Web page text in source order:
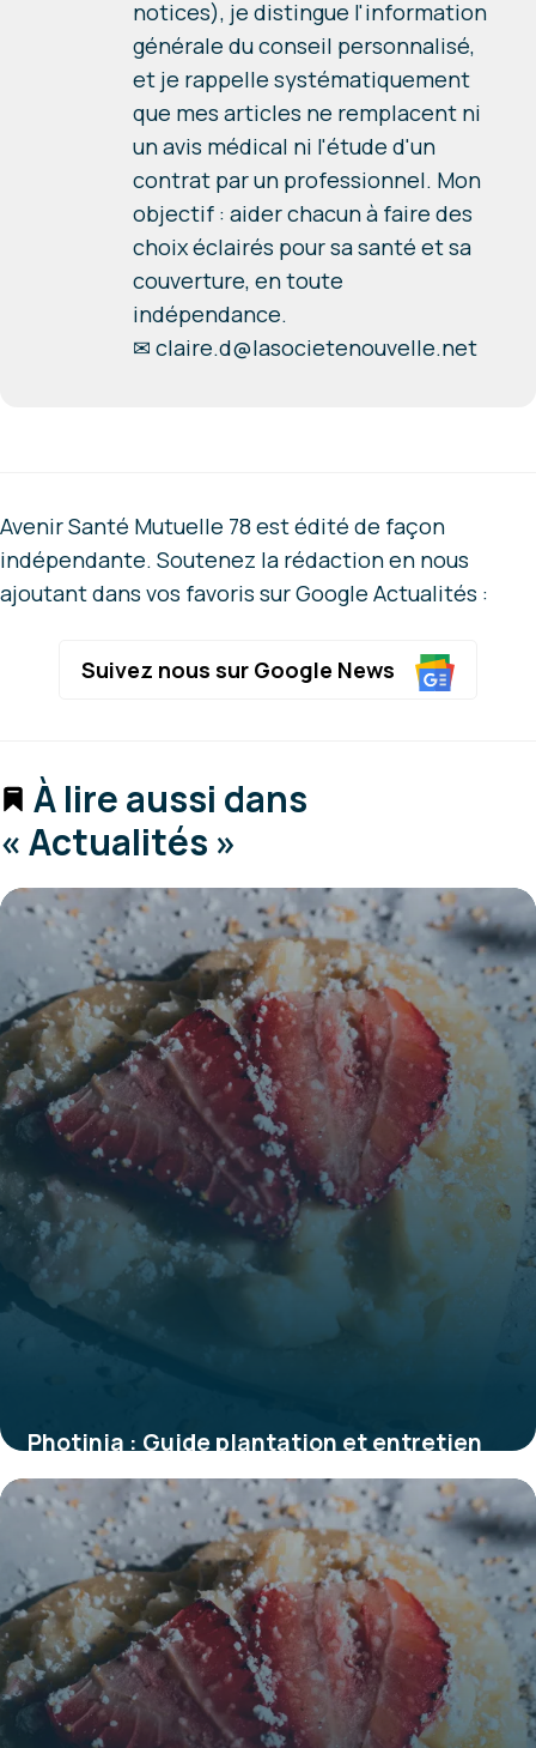
notices), je distingue l'information
générale du conseil personnalisé,
et je rappelle systématiquement
que mes articles ne remplacent ni
un avis médical ni l'étude d'un
contrat par un professionnel. Mon
objectif : aider chacun à faire des
choix éclairés pour sa santé et sa
couverture, en toute
indépendance.
✉ claire.d@lasocietenouvelle.net
Avenir Santé Mutuelle 78 est édité de façon
indépendante. Soutenez la rédaction en nous
ajoutant dans vos favoris sur Google Actualités :
Suivez nous sur Google News
À lire aussi dans
« Actualités »
Photinia : Guide plantation et entretien
2 juin 2026